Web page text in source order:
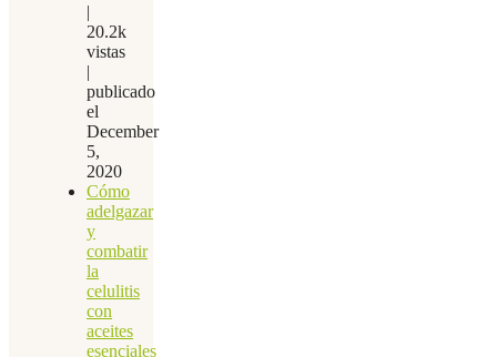
|
20.2k
vistas
|
publicado
el
December
5,
2020
Cómo
adelgazar
y
combatir
la
celulitis
con
aceites
esenciales